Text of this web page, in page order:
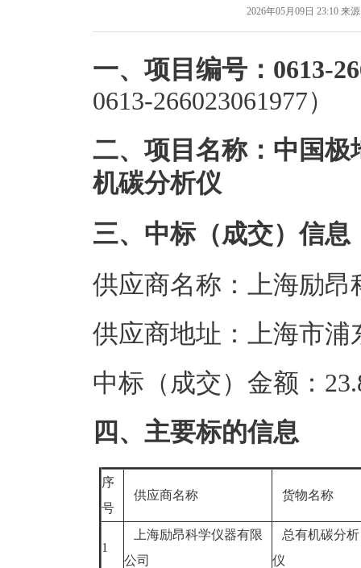
2026年05月09日 23:10 来
一、项目编号：0613-
0613-266023061977）
二、项目名称：中国
机碳分析仪
三、中标（成交）信息
供应商名称：上海励昂
供应商地址：上海市浦
中标（成交）金额：
四、主要标的信息
序
号
供应商名称 货物名称
1
上海励昂科学仪器有限
公司
总有机碳分析
仪